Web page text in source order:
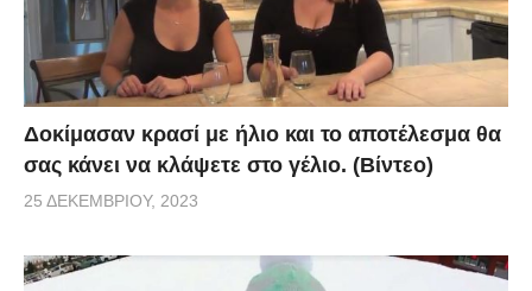
Δοκίμασαν κρασί με ήλιο και το αποτέλεσμα θα
σας κάνει να κλάψετε στο γέλιο. (Βίντεο)
25 ΔΕΚΕΜΒΡΊΟΥ, 2023